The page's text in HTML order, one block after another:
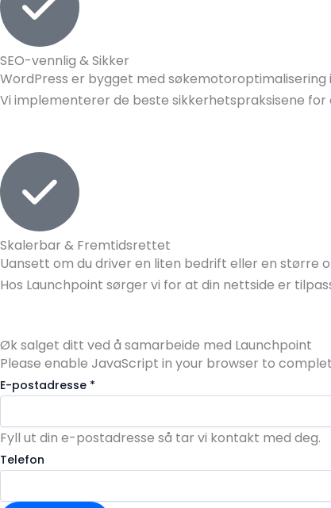
SEO-vennlig & Sikker
WordPress er bygget med søkemotoroptimalisering
Vi implementerer de beste sikkerhetspraksisene
Skalerbar & Fremtidsrettet
Uansett om du driver en liten bedrift eller en større
Hos Launchpoint sørger vi for at din nettside er
Øk salget ditt ved å samarbeide med Launchpoint
Please enable JavaScript in your browser to
E-postadresse *
Fyll ut din e-postadresse så tar vi kontakt med deg.
Telefon